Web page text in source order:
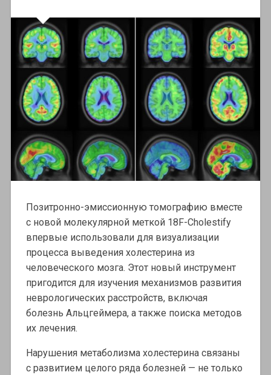
Позитронно-эмиссионную томографию вместе
с новой молекулярной меткой 18F-Cholestify
впервые использовали для визуализации
процесса выведения холестерина из
человеческого мозга. Этот новый инструмент
пригодится для изучения механизмов развития
неврологических расстройств, включая
болезнь Альцгеймера, а также поиска методов
их лечения.
Нарушения метаболизма холестерина связаны
с развитием целого ряда болезней — не только